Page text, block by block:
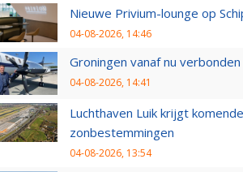
Nieuwe Privium-lounge op
04-08-2026, 14:46
Groningen vanaf nu
04-08-2026, 14:41
Luchthaven Luik krijgt
zonbestemmingen
04-08-2026, 13:54